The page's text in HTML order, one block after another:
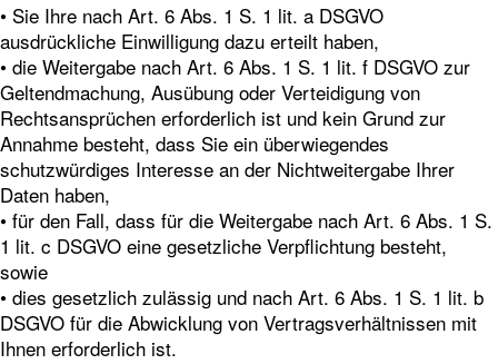
• Sie Ihre nach Art. 6 Abs. 1 S. 1 lit. a DSGVO
ausdrückliche Einwilligung dazu erteilt haben,
• die Weitergabe nach Art. 6 Abs. 1 S. 1 lit. f DSGVO zur
Geltendmachung, Ausübung oder Verteidigung von
Rechtsansprüchen erforderlich ist und kein Grund zur
Annahme besteht, dass Sie ein überwiegendes
schutzwürdiges Interesse an der Nichtweitergabe Ihrer
Daten haben,
• für den Fall, dass für die Weitergabe nach Art. 6 Abs. 1 S.
1 lit. c DSGVO eine gesetzliche Verpflichtung besteht,
sowie
• dies gesetzlich zulässig und nach Art. 6 Abs. 1 S. 1 lit. b
DSGVO für die Abwicklung von Vertragsverhältnissen mit
Ihnen erforderlich ist.